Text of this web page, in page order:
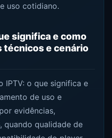
uso cotidiano.
significa e como
e cenário
IPTV: o que significa e
de uso e
evidências,
quando qualidade de